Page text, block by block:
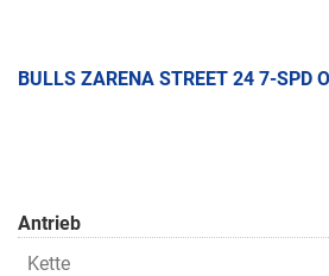
BULLS ZARENA STREET 24 7-SPD
Antrieb
Kette